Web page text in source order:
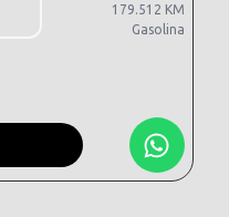
179.512 KM
Gasolina